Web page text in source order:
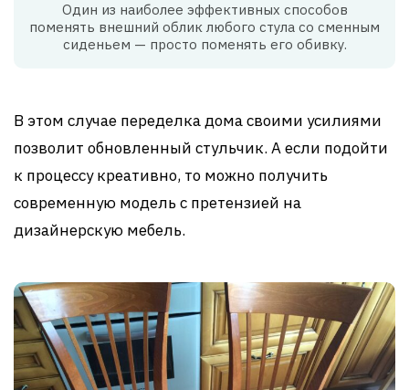
Один из наиболее эффективных способов
поменять внешний облик любого стула со сменным
сиденьем — просто поменять его обивку.
В этом случае переделка дома своими усилиями
позволит обновленный стульчик. А если подойти
к процессу креативно, то можно получить
современную модель с претензией на
дизайнерскую мебель.